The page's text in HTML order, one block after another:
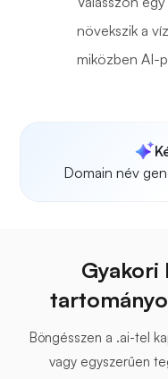
növekszik a
miközben AI-
Domain név
Gyakori
Böngésszen a .ai-tel
vagy egyszerűen